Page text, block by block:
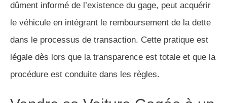
dûment informé de l’existence du gage, peut acquérir
le véhicule en intégrant le remboursement de la dette
dans le processus de transaction. Cette pratique est
légale dès lors que la transparence est totale et que la
procédure est conduite dans les règles.